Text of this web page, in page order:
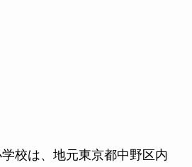
校は、地元東京都中野区内